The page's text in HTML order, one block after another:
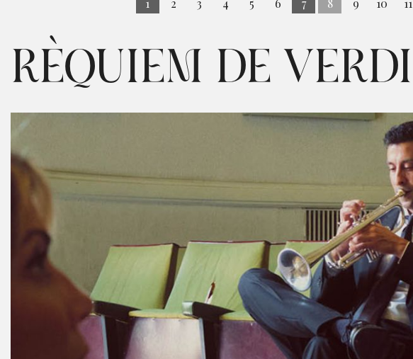
1
2
3
4
5
6
7
8
9
10
11
RÈQUIEM DE VERDI